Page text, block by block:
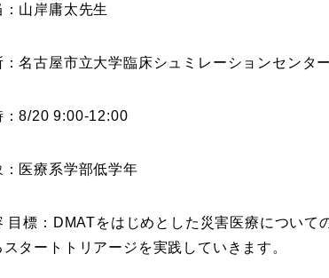
：山岸庸太先生
：名古屋市立大学臨床シュミレーションセンタ
：8/20 9:00-12:00
：医療系学部低学年
目標：DMATをはじめとした災害医療について
スタートトリアージを実践していきます。